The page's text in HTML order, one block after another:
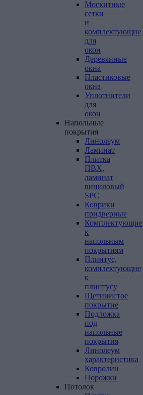
Москитные
сетки
и
комплектующие
для
окон
Деревянные
окна
Пластиковые
окна
Уплотнители
для
окон
Напольные
покрытия
Линолеум
Ламинат
Плитка
ПВХ,
ламинат
виниловый
SPC
Коврики
придверные
Комплектующие
к
напольным
покрытиям
Плинтус,
комплектующие
к
плинтусу
Щетинистое
покрытие
Подложка
под
напольные
покрытия
Линолеум
характеристика
Ковролин
Порожки
Потолок